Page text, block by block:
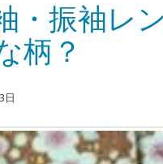
・振袖レ
柄？
日